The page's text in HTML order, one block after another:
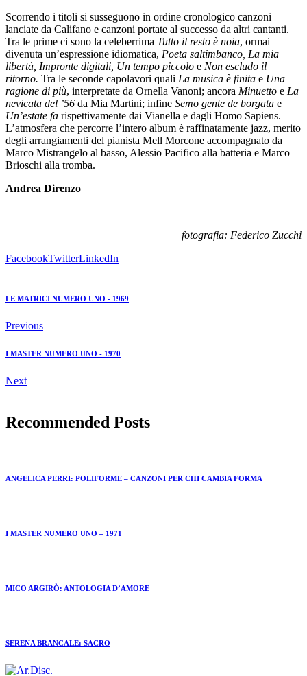
Scorrendo i titoli si susseguono in ordine cronologico canzoni
lanciate da Califano e canzoni portate al successo da altri cantanti.
Tra le prime ci sono la celeberrima Tutto il resto è noia, ormai
divenuta un’espressione idiomatica, Poeta saltimbanco, La mia
libertà, Impronte digitali, Un tempo piccolo e Non escludo il
ritorno. Tra le seconde capolavori quali La musica è finita e Una
ragione di più, interpretate da Ornella Vanoni; ancora Minuetto e La
nevicata del ’56 da Mia Martini; infine Semo gente de borgata e
Un’estate fa rispettivamente dai Vianella e dagli Homo Sapiens.
L’atmosfera che percorre l’intero album è raffinatamente jazz, merito
degli arrangiamenti del pianista Mell Morcone accompagnato da
Marco Mistrangelo al basso, Alessio Pacifico alla batteria e Marco
Brioschi alla tromba.
Andrea Direnzo
fotografia: Federico Zucchi
FacebookTwitterLinkedIn
LE MATRICI NUMERO UNO - 1969
Previous
I MASTER NUMERO UNO - 1970
Next
Recommended Posts
ANGELICA PERRI: POLIFORME – CANZONI PER CHI CAMBIA FORMA
I MASTER NUMERO UNO – 1971
MICO ARGIRÒ: ANTOLOGIA D’AMORE
SERENA BRANCALE: SACRO